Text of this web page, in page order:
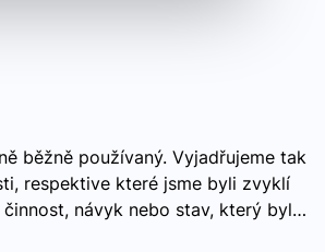
běžně používaný. Vyjadřujeme tak
respektive které jsme byli zvyklí
návyk nebo stav, který byl…